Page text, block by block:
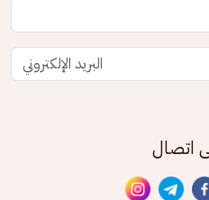
اتصال